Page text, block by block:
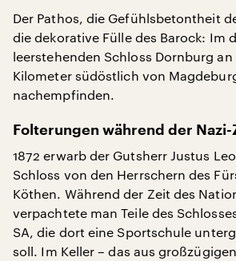
Der Pathos, die Gefühlsbetontheit
die dekorative Fülle des Barock: Im
leerstehenden Schloss Dornburg an
Kilometer südöstlich von
nachempfinden.
Folterungen während der Nazi-
1872 erwarb der Gutsherr Justus
Schloss von den Herrschern des
Köthen. Während der Zeit des
verpachtete man Teile des
SA, die dort eine Sportschule
soll. Im Keller – das aus